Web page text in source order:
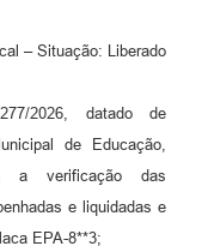
– Situação: Liberado
2026, datado de
de Educação,
a verificação das
e liquidadas e
EPA-8**3;